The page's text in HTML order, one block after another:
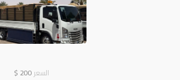
السعر 200
$